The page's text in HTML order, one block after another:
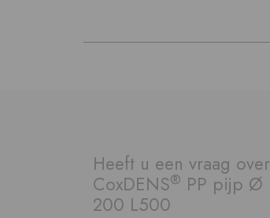
Heeft u een vraag over
CoxDENS® PP pijp Ø
200 L500